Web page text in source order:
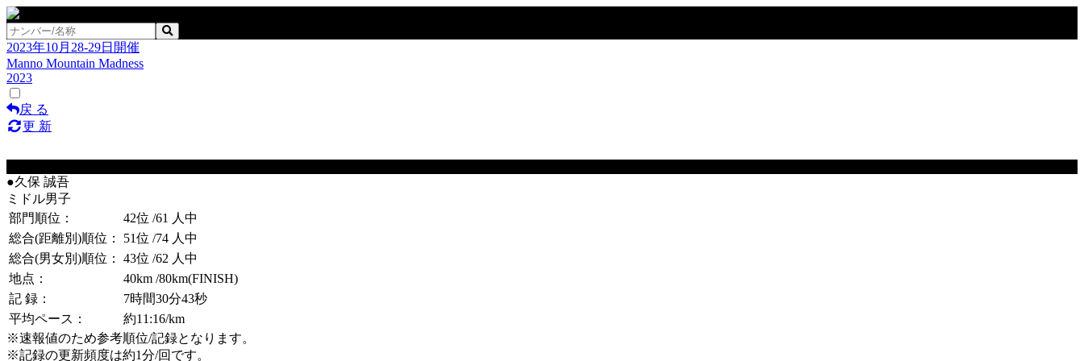
2023年10月28-29日開催
Manno Mountain Madness
2023
戻 る
更 新
●久保 誠吾
ミドル男子
部門順位：
42位 /61 人中
総合(距離別)順位：
51位 /74 人中
総合(男女別)順位：
43位 /62 人中
地点：
40km /80km(FINISH)
記 録：
7時間30分43秒
平均ペース：
約11:16/km
※速報値のため参考順位/記録となります。
※記録の更新頻度は約1分/回です。